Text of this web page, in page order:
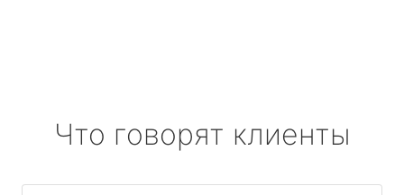
Что говорят клиенты